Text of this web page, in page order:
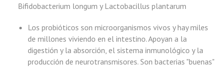
Bifidobacterium longum y Lactobacillus plantarum
Los probióticos son microorganismos vivos y hay miles
de millones viviendo en el intestino. Apoyan a la
digestión y la absorción, el sistema inmunológico y la
producción de neurotransmisores. Son bacterias "buenas"